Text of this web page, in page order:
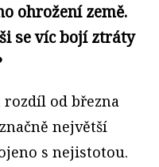
ohrožení země.
se víc bojí ztráty
rozdíl od března
největší
s nejistotou.